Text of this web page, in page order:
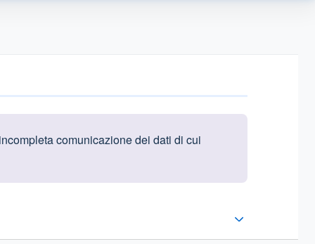
comunicazione dei dati di cui